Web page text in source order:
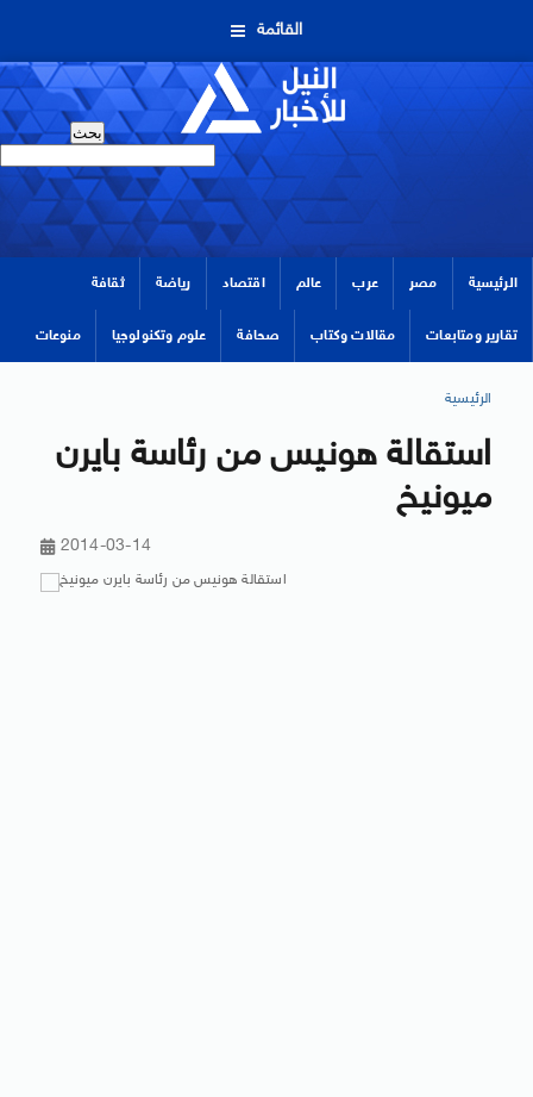
القائمة
الرئيسية مصر عرب عالم اقتصاد رياضة ثقافة
تقارير ومتابعات مقالات وكتاب صحافة علوم وتكنولوجيا منوعات
الرئيسية
استقالة هونيس من رئاسة بايرن
ميونيخ‭ ‬
2014-03-14